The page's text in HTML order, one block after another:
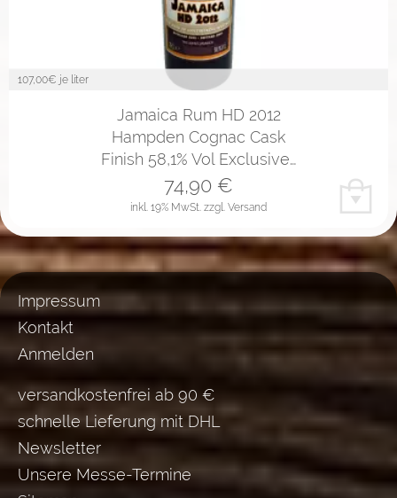
107,00€ je liter
Jamaica Rum HD 2012
Hampden Cognac Cask
Finish 58,1% Vol Exclusive…
inkl. 19% MwSt. zzgl. Versand
74,90 €
Impressum
Kontakt
Anmelden
versandkostenfrei ab 90 €
schnelle Lieferung mit DHL
Newsletter
Unsere Messe-Termine